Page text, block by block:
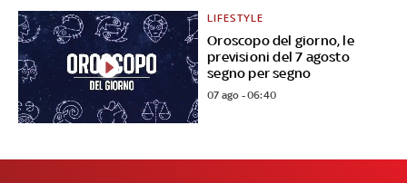
Oroscopo del giorno, le
previsioni del 7 agosto
segno per segno
LIFESTYLE
07 ago - 06:40